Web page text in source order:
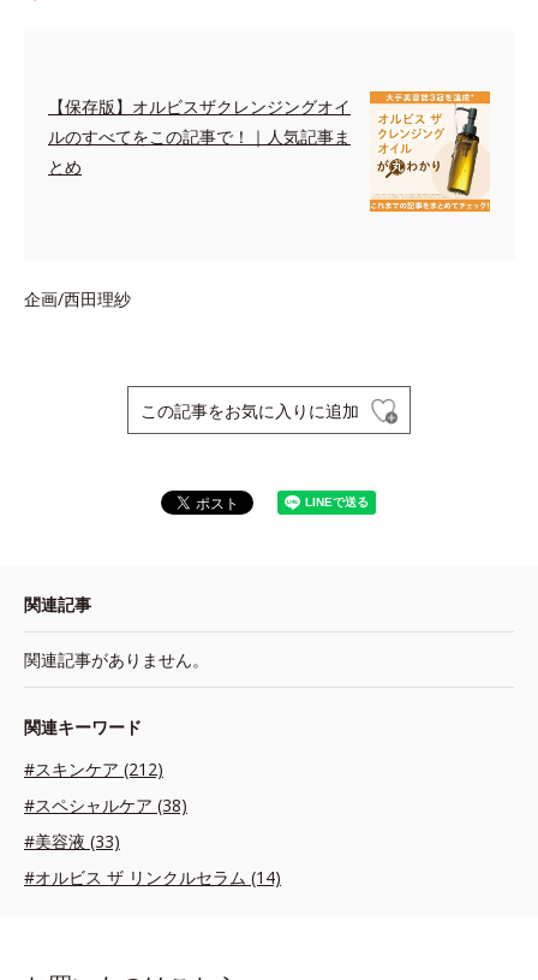
【保存版】オルビスザクレンジングオイ
ルのすべてをこの記事で！｜人気記事ま
とめ
企画/西田理紗
この記事をお気に入りに追加
関連記事
関連記事がありません。
関連キーワード
#スキンケア (212)
#スペシャルケア (38)
#美容液 (33)
#オルビス ザ リンクルセラム (14)